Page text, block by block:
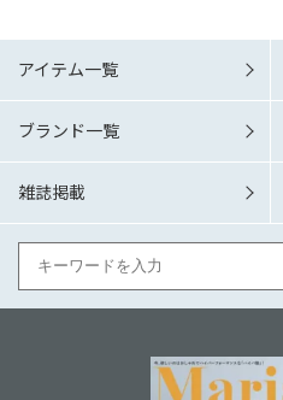
アイテム一覧
ブランド一覧
雑誌掲載